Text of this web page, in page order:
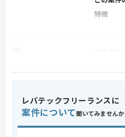
特徴
・ウォー
上記に似
レバテックフリーランスに
案件について 聞いてみませんか